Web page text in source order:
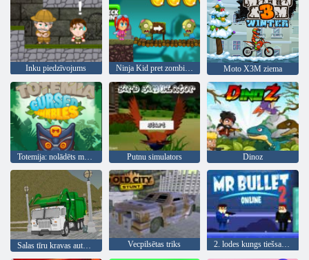
Inku piedzīvojums Ninja Kid pret zombijiem Moto X3M ziema
Totemija: nolādēts marmors Putnu simulators Dinoz
Vecpilsētas triks 2. lodes kungs tiešsaistē